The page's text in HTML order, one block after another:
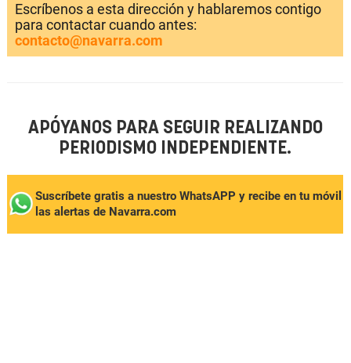
Escríbenos a esta dirección y hablaremos contigo
para contactar cuando antes:
contacto@navarra.com
APÓYANOS PARA SEGUIR REALIZANDO
PERIODISMO INDEPENDIENTE.
Suscríbete gratis a nuestro WhatsAPP y recibe en tu móvil
las alertas de Navarra.com